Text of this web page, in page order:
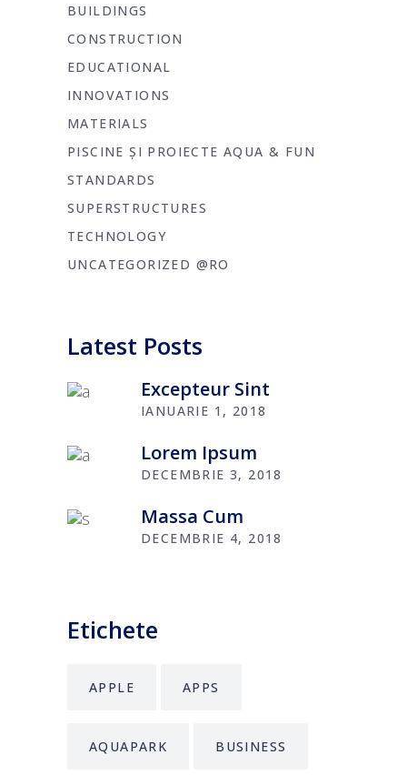
BUILDINGS
CONSTRUCTION
EDUCATIONAL
INNOVATIONS
MATERIALS
PISCINE ȘI PROIECTE AQUA & FUN
STANDARDS
SUPERSTRUCTURES
TECHNOLOGY
UNCATEGORIZED @RO
Latest Posts
Excepteur Sint
IANUARIE 1, 2018
Lorem Ipsum
DECEMBRIE 3, 2018
Massa Cum
DECEMBRIE 4, 2018
Etichete
APPLE APPS
AQUAPARK BUSINESS